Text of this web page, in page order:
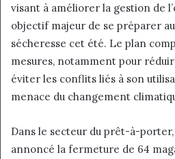
visant à améliorer la gestion de
objectif majeur de se préparer
sécheresse cet été. Le plan
mesures, notamment pour
éviter les conflits liés à son
menace du changement
Dans le secteur du prêt-à-porter,
annoncé la fermeture de 64